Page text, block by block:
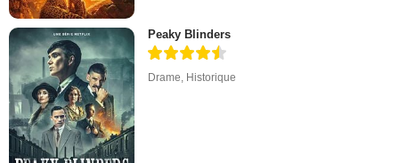
Peaky Blinders
Drame, Historique